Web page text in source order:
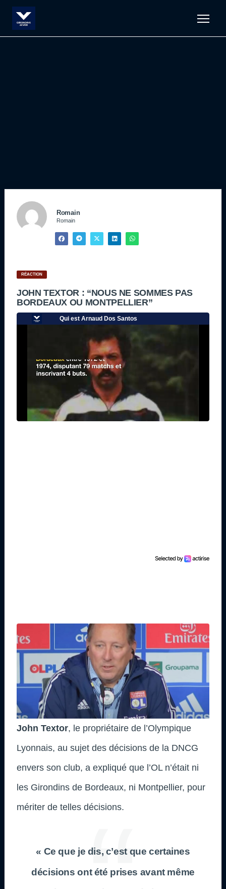
Romain
Romain
RÉACTION
JOHN TEXTOR : “NOUS NE SOMMES PAS
BORDEAUX OU MONTPELLIER”
John Textor, le propriétaire de l’Olympique
Lyonnais, au sujet des décisions de la DNCG
envers son club, a expliqué que l’OL n’était ni
les Girondins de Bordeaux, ni Montpellier, pour
mériter de telles décisions.
« Ce que je dis, c’est que certaines
décisions ont été prises avant même